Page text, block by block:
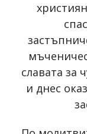
славата за
и днес